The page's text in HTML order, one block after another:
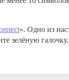
». Одно из
зелёную галочку.